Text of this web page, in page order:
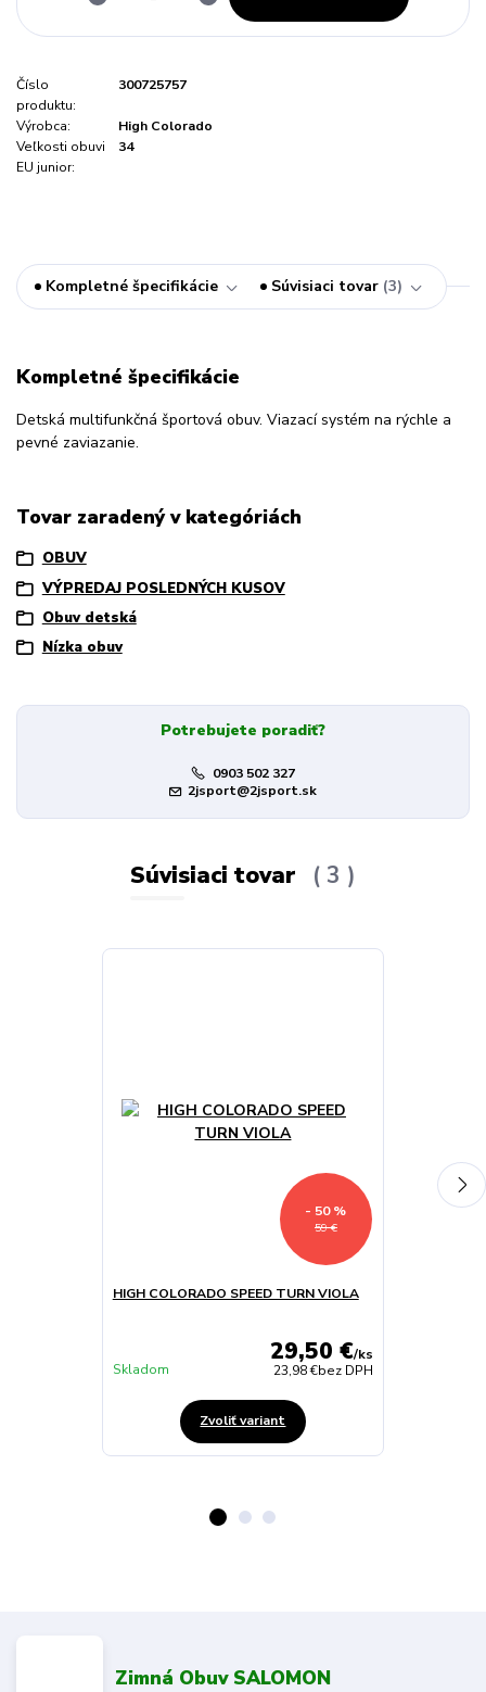
Číslo
produktu:
300725757
Výrobca:
High Colorado
Veľkosti obuvi
EU junior:
34
Kompletné špecifikácie Súvisiaci tovar 3
Kompletné špecifikácie
Detská multifunkčná športová obuv. Viazací systém na rýchle a
pevné zaviazanie.
Tovar zaradený v kategóriách
OBUV
VÝPREDAJ POSLEDNÝCH KUSOV
Obuv detská
Nízka obuv
Potrebujete poradiť?
0903 502 327
2jsport@2jsport.sk
Súvisiaci tovar 3
59 €
- 50 %
HIGH COLORADO SPEED TURN VIOLA
29,50 €/ks
23,98 €bez DPH
Skladom
Zvoliť variant
Zimná Obuv SALOMON